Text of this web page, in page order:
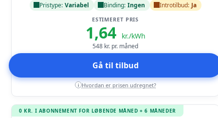
Pristype: Variabel Binding: Ingen Introtilbud: Ja
ESTIMERET PRIS
1,64 kr./kWh
548 kr. pr. måned
Gå til tilbud
i Hvordan er prisen udregnet?
0 KR. I ABONNEMENT FOR LØBENDE MÅNED + 6 MÅNEDER